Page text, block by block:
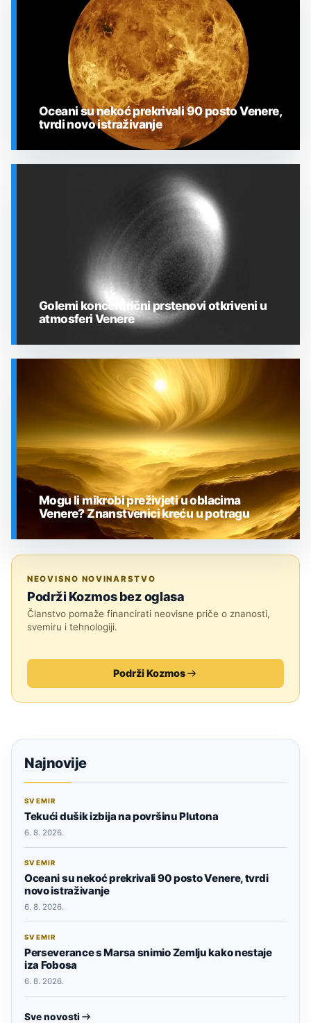
Oceani su nekoć prekrivali 90 posto Venere,
tvrdi novo istraživanje
Golemi koncentrični prstenovi otkriveni u
atmosferi Venere
Mogu li mikrobi preživjeti u oblacima
Venere? Znanstvenici kreću u potragu
NEOVISNO NOVINARSTVO
Podrži Kozmos bez oglasa
Članstvo pomaže financirati neovisne priče o znanosti,
svemiru i tehnologiji.
Podrži Kozmos
Najnovije
SVEMIR
Tekući dušik izbija na površinu Plutona
6. 8. 2026.
SVEMIR
Oceani su nekoć prekrivali 90 posto Venere, tvrdi
novo istraživanje
6. 8. 2026.
SVEMIR
Perseverance s Marsa snimio Zemlju kako nestaje
iza Fobosa
6. 8. 2026.
Sve novosti